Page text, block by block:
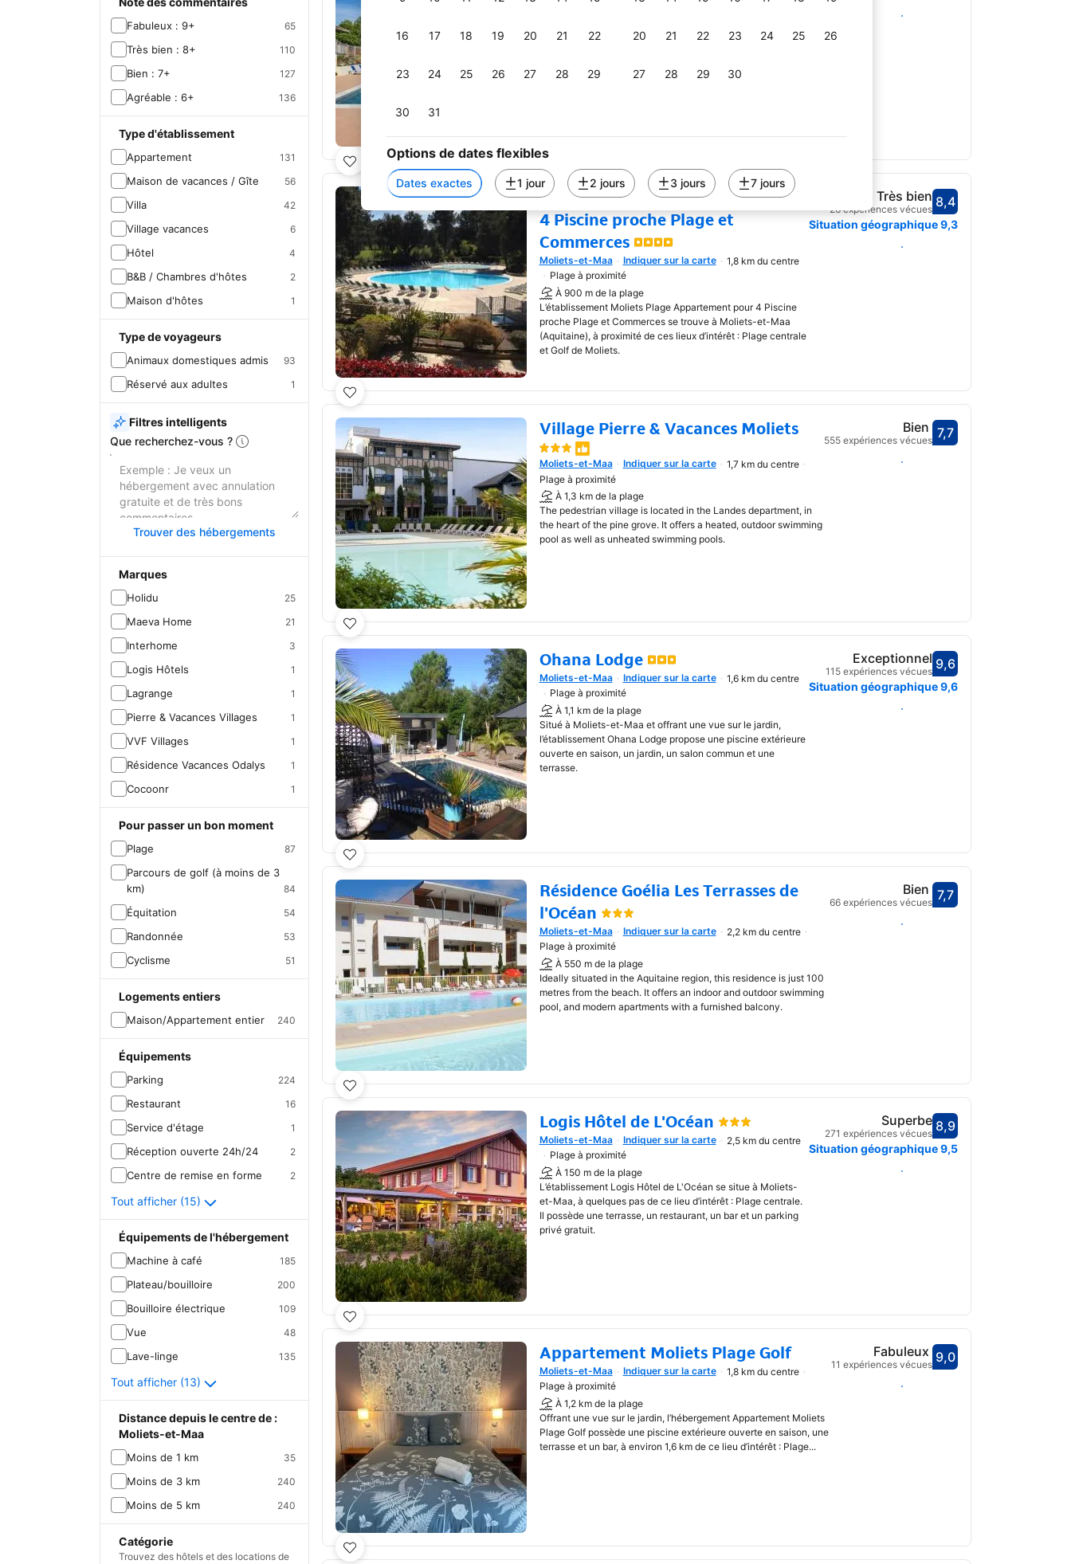
16 17 18 19 20 21 22
23 24 25 26 27 28 29
30 31
20 21 22 23 24 25 26
27 28 29 30
Options de dates flexibles
Dates exactes 1 jour 2 jours 3 jours 7 jours
Fabuleux : 9+ 65
Très bien : 8+ 110
Bien : 7+ 127
Agréable : 6+ 136
Type d'établissement
Appartement 131
Maison de vacances / Gîte 56
Villa 42
Village vacances 6
Hôtel 4
B&B / Chambres d'hôtes 2
Maison d'hôtes 1
Type de voyageurs
Animaux domestiques admis 93
Réservé aux adultes 1
Filtres intelligents
Que recherchez-vous ?
Trouver des hébergements
Marques
Holidu 25
Maeva Home 21
Interhome 3
Logis Hôtels 1
Lagrange 1
Pierre & Vacances Villages 1
VVF Villages 1
Résidence Vacances Odalys 1
Cocoonr 1
Pour passer un bon moment
Plage 87
Parcours de golf (à moins de 3
km)
84
Équitation 54
Randonnée 53
Cyclisme 51
Logements entiers
Maison/Appartement entier 240
Équipements
Parking 224
Restaurant 16
Service d'étage 1
Réception ouverte 24h/24 2
Centre de remise en forme 2
Tout afficher (15)
Équipements de l'hébergement
Machine à café 185
Plateau/bouilloire 200
Bouilloire électrique 109
Vue 48
Lave-linge 135
Tout afficher (13)
Distance depuis le centre de :
Moliets-et-Maa
Moins de 1 km 35
Moins de 3 km 240
Moins de 5 km 240
Catégorie
Trouvez des hôtels et des locations de
La Résidence Odalys Bleu Ocean est située au milieu d'un
proches.
Choisir des dates
Moliets Plage Appartement pour
4 Piscine proche Plage et
Commerces
Une nouvelle fenêtre va s'ouvrir
Moliets-et-Maa Indiquer sur la carte
1,8 km du centre
Plage à proximité
À 900 m de la plage
L’établissement Moliets Plage Appartement pour 4 Piscine
proche Plage et Commerces se trouve à Moliets-et-Maa
(Aquitaine), à proximité de ces lieux d’intérêt : Plage centrale
et Golf de Moliets.
Avec une note de 8,4
8,4
Très bien
26 expériences vécues
Situation géographique9,3
Choisir des dates
Village Pierre & Vacances Moliets
Une nouvelle fenêtre va s'ouvrir
Moliets-et-Maa Indiquer sur la carte
1,7 km du centre
Plage à proximité
À 1,3 km de la plage
The pedestrian village is located in the Landes department, in
the heart of the pine grove. It offers a heated, outdoor swimming
pool as well as unheated swimming pools.
Avec une note de 7,7
7,7
Bien
555 expériences vécues
Choisir des dates
Ohana Lodge
Une nouvelle fenêtre va s'ouvrir
Moliets-et-Maa Indiquer sur la carte
1,6 km du centre
Plage à proximité
À 1,1 km de la plage
Situé à Moliets-et-Maa et offrant une vue sur le jardin,
l’établissement Ohana Lodge propose une piscine extérieure
ouverte en saison, un jardin, un salon commun et une
terrasse.
Avec une note de 9,6
9,6
Exceptionnel
115 expériences vécues
Situation géographique9,6
Choisir des dates
Résidence Goélia Les Terrasses de
l'Océan
Une nouvelle fenêtre va s'ouvrir
Moliets-et-Maa Indiquer sur la carte
2,2 km du centre
Plage à proximité
À 550 m de la plage
Ideally situated in the Aquitaine region, this residence is just 100
metres from the beach. It offers an indoor and outdoor swimming
pool, and modern apartments with a furnished balcony.
Avec une note de 7,7
7,7
Bien
66 expériences vécues
Choisir des dates
Logis Hôtel de L'Océan
Une nouvelle fenêtre va s'ouvrir
Moliets-et-Maa Indiquer sur la carte
2,5 km du centre
Plage à proximité
À 150 m de la plage
L’établissement Logis Hôtel de L'Océan se situe à Moliets-
et-Maa, à quelques pas de ce lieu d’intérêt : Plage centrale.
Il possède une terrasse, un restaurant, un bar et un parking
privé gratuit.
Avec une note de 8,9
8,9
Superbe
271 expériences vécues
Situation géographique9,5
Choisir des dates
Appartement Moliets Plage Golf
Une nouvelle fenêtre va s'ouvrir
Moliets-et-Maa Indiquer sur la carte
1,8 km du centre
Plage à proximité
À 1,2 km de la plage
Offrant une vue sur le jardin, l’hébergement Appartement Moliets
Plage Golf possède une piscine extérieure ouverte en saison, une
terrasse et un bar, à environ 1,6 km de ce lieu d’intérêt : Plage...
Avec une note de 9,0
9,0
Fabuleux
11 expériences vécues
Choisir des dates